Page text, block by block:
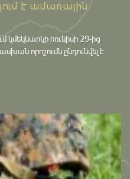
է ամառային
հունիսի 29-ից
որոշումն ընդունվել է